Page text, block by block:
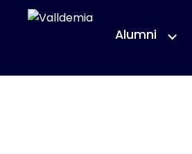
Alumni